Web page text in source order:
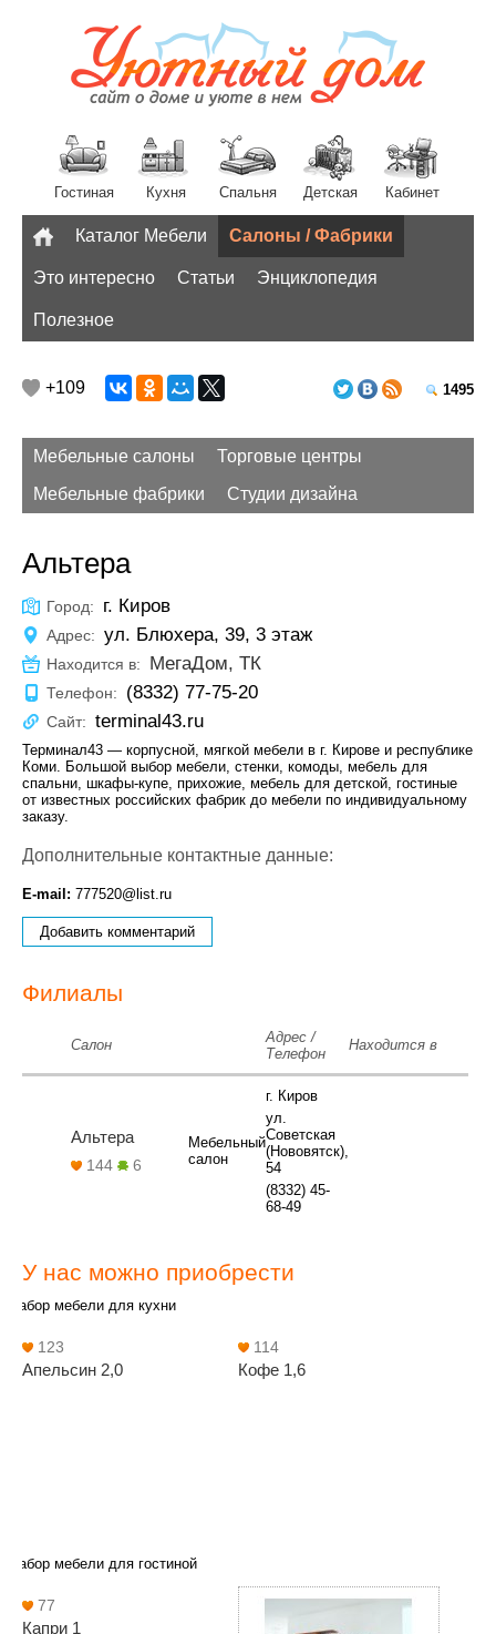
Гостиная Кухня Спальня Детская Кабинет
Разное
Каталог Мебели Салоны / Фабрики
Это интересно Статьи Энциклопедия
Полезное
1495
+109
Мебельные салоны
Торговые центры
Мебельные фабрики
Студии дизайна
Альтера
Город: г. Киров
Адрес: ул. Блюхера, 39, 3 этаж
Находится в: МегаДом, ТК
Телефон: (8332) 77-75-20
Сайт: terminal43.ru
Терминал43 — корпусной, мягкой мебели в г. Кирове и республике
Коми. Большой выбор мебели, стенки, комоды, мебель для
спальни, шкафы-купе, прихожие, мебель для детской, гостиные
от известных российских фабрик до мебели по индивидуальному
заказу.
Дополнительные контактные данные:
E-mail: 777520@list.ru
Добавить комментарий
Филиалы
Салон
Адрес /
Телефон
Находится в
Альтера
144 6
Мебельный
салон
г. Киров
ул.
Советская
(Нововятск),
54
(8332) 45-
68-49
У нас можно приобрести
Набор мебели для кухни
123
Апельсин 2,0
114
Кофе 1,6
Набор мебели для гостиной
77
Капри 1